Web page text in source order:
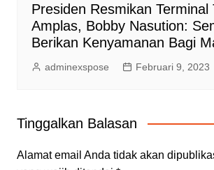
Presiden Resmikan Terminal
Amplas, Bobby Nasution:
Berikan Kenyamanan Bagi
adminexspose Februari 9, 2023
Tinggalkan Balasan
Alamat email Anda tidak akan